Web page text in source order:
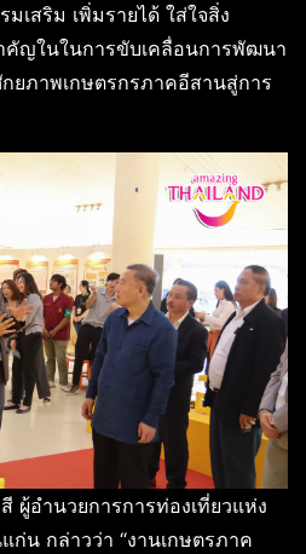
เสริม เพิ่มรายได้ ใส่ใจสิ่ง
คัญในในการขับเคลื่อนการพัฒนา
ยภาพเกษตรกรภาคอีสานสู่การ
อำนวยการการท่องเที่ยวแห่ง
ก่น กล่าวว่า “งานเกษตรภาค